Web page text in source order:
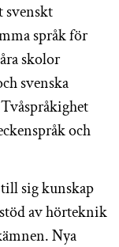
svenskt
språk för
skolor
svenska
och
sig kunskap
av hörteknik
Nya